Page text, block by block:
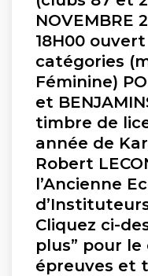
NOVEMBRE
18H00
catégories
Féminine)
et
timbre de
année de
Robert
l’Ancienne
Cliquez ci-
plus” pour
épreuves et